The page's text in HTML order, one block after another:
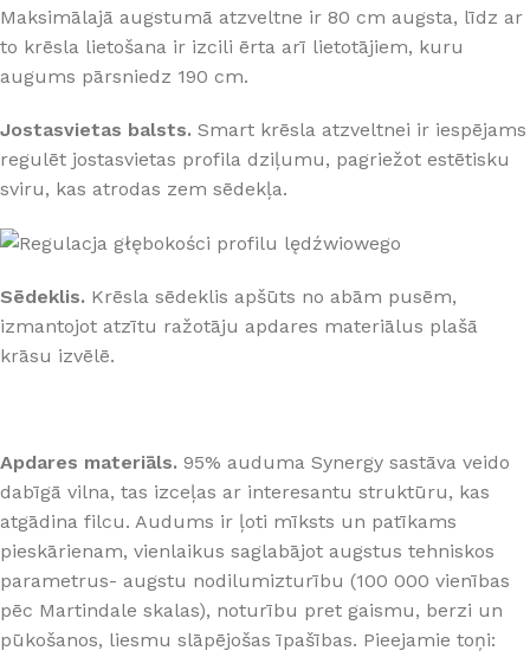
Maksimālajā augstumā atzveltne ir 80 cm augsta, līdz ar
to krēsla lietošana ir izcili ērta arī lietotājiem, kuru
augums pārsniedz 190 cm.
Jostasvietas balsts. Smart krēsla atzveltnei ir iespējams
regulēt jostasvietas profila dziļumu, pagriežot estētisku
sviru, kas atrodas zem sēdekļa.
Sēdeklis. Krēsla sēdeklis apšūts no abām pusēm,
izmantojot atzītu ražotāju apdares materiālus plašā
krāsu izvēlē.
Apdares materiāls. 95% auduma Synergy sastāva veido
dabīgā vilna, tas izceļas ar interesantu struktūru, kas
atgādina filcu. Audums ir ļoti mīksts un patīkams
pieskārienam, vienlaikus saglabājot augstus tehniskos
parametrus- augstu nodilumizturību (100 000 vienības
pēc Martindale skalas), noturību pret gaismu, berzi un
pūkošanos, liesmu slāpējošas īpašības. Pieejamie toņi: